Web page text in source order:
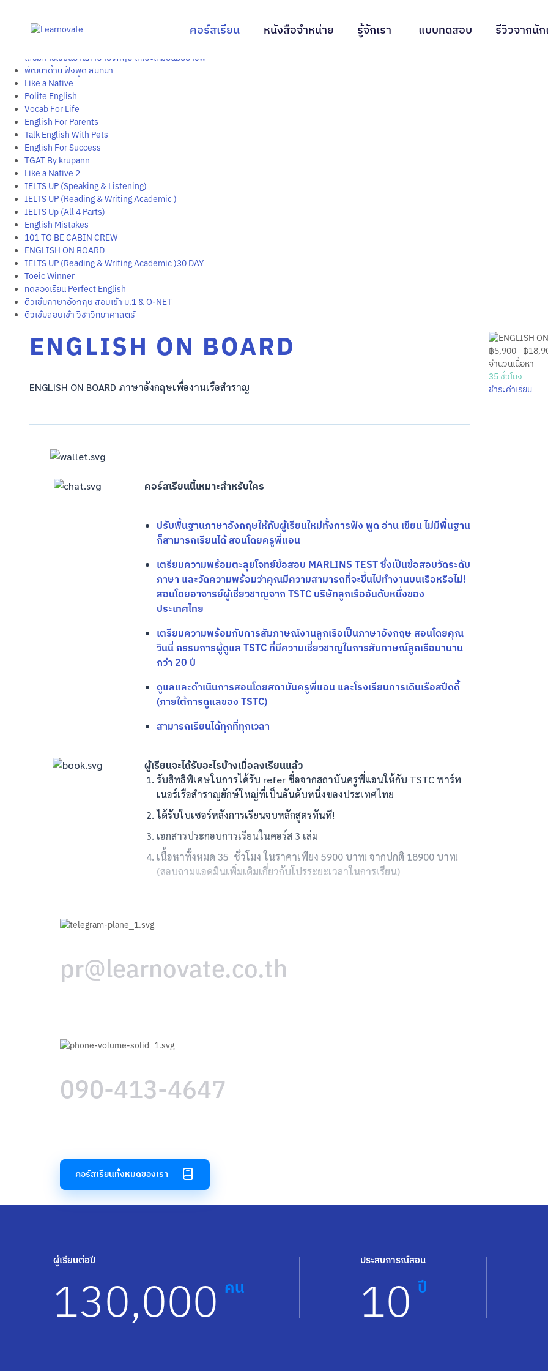
คอร์สเรียน หนังสือจำหน่าย รู้จักเรา แบบทดสอบ รีวิวจากนัก
Supreme Package
เสริมการเขียนอ่านภาษาอังกฤษ ให้เป๊ะเหมือนมืออาชีพ
พัฒนาด้าน ฟังพูด สนทนา
Like a Native
Polite English
Vocab For Life
English For Parents
Talk English With Pets
English For Success
TGAT By krupann
Like a Native 2
IELTS UP (Speaking & Listening)
IELTS UP (Reading & Writing Academic )
IELTS Up (All 4 Parts)
English Mistakes
101 TO BE CABIN CREW
ENGLISH ON BOARD
IELTS UP (Reading & Writing Academic )30 DAY
Toeic Winner
ทดลองเรียน Perfect English
ติวเข้มภาษาอังกฤษ สอบเข้า ม.1 & O-NET
ติวเข้มสอบเข้า วิชาวิทยาศาสตร์
ENGLISH ON BOARD
ENGLISH ON BOARD ภาษาอังกฤษเพื่องานเรือสำราญ
คอร์สเรียนนี้เหมาะสำหรับใคร
ปรับพื้นฐานภาษาอังกฤษให้กับผู้เรียนใหม่ทั้งการฟัง พูด อ่าน เขียน ไม่มีพื้นฐาน
ก็สามารถเรียนได้ สอนโดยครูพี่แอน
เตรียมความพร้อมตะลุยโจทย์ข้อสอบ MARLINS TEST ซึ่งเป็นข้อสอบวัดระดับ
ภาษา และวัดความพร้อมว่าคุณมีความสามารถที่จะขึ้นไปทำงานบนเรือหรือไม่!
สอนโดยอาจารย์ผู้เชี่ยวชาญจาก TSTC บริษัทลูกเรืออันดับหนึ่งของ
ประเทศไทย
เตรียมความพร้อมกับการสัมภาษณ์งานลูกเรือเป็นภาษาอังกฤษ สอนโดยคุณ
วินนี่ กรรมการผู้ดูแล TSTC ที่มีความเชี่ยวชาญในการสัมภาษณ์ลูกเรือมานาน
กว่า 20 ปี
ดูแลและดำเนินการสอนโดยสถาบันครูพี่แอน และโรงเรียนการเดินเรือสปีดดี้
(ภายใต้การดูแลของ TSTC)
สามารถเรียนได้ทุกที่ทุกเวลา
ผู้เรียนจะได้รับอะไรบ้างเมื่อลงเรียนแล้ว
รับสิทธิพิเศษในการได้รับ refer ชื่อจากสถาบันครูพี่แอนให้กับ TSTC พาร์ท
เนอร์เรือสำราญยักษ์ใหญ่ที่เป็นอันดับหนึ่งของประเทศไทย
ได้รับใบเซอร์หลังการเรียนจบหลักสูตรทันที!
เอกสารประกอบการเรียนในคอร์ส 3 เล่ม
เนื้อหาทั้งหมด 35 ชั่วโมง ในราคาเพียง 5900 บาท! จากปกติ 18900 บาท!
(สอบถามแอดมินเพิ่มเติมเกี่ยวกับโปรระยะเวลาในการเรียน)
฿5,900
฿
จำนวนเนื้อหา
35 ชั่วโมง
ชำระค่าเรียน
pr@learnovate.co.th
090-413-4647
คอร์สเรียนทั้งหมดของเรา
ผู้เรียนต่อปี
130,000 คน
ประสบการณ์สอน
10 ปี